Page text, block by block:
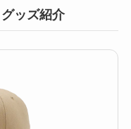
ッズ紹介